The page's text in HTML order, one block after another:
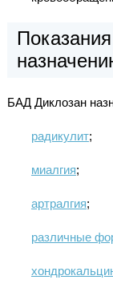
БАД Диклозан
радикулит;
миалгия;
артралгия;
различные